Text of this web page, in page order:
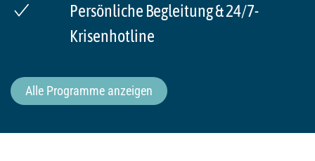
Persönliche Begleitung & 24/7-
Krisenhotline
Alle Programme anzeigen